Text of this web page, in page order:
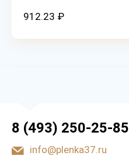
912.23 ₽
8 (493) 250-25-85
info@plenka37.ru